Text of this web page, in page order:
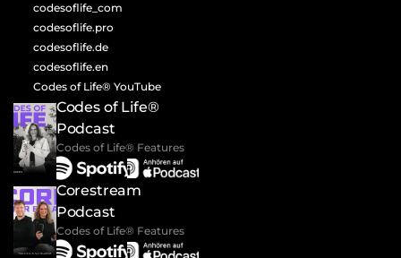
codesoflife_com
codesoflife.pro
codesoflife.de
codesoflife.en
Codes of Life® YouTube
Codes of Life®
Podcast
Codes of Life® Features
Corestream
Podcast
Codes of Life® Features